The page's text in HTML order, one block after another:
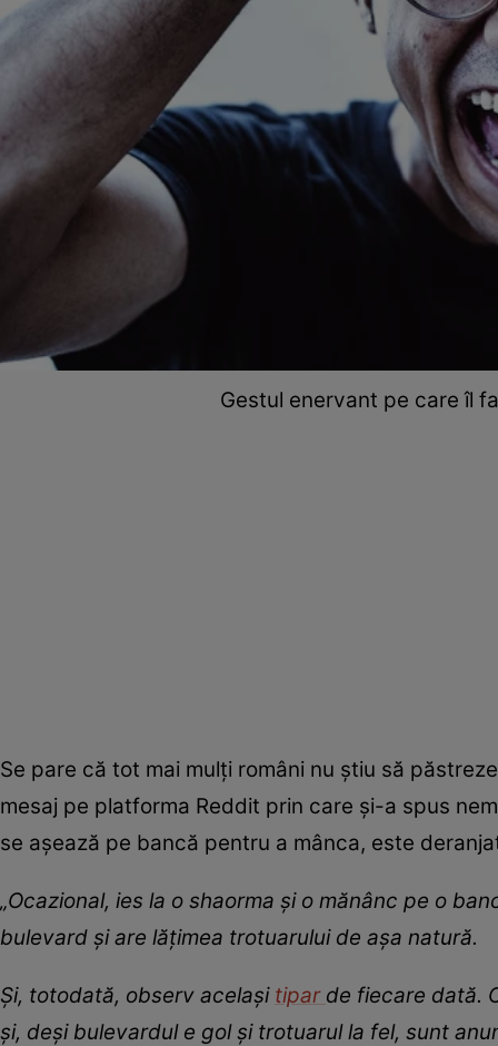
Gestul enervant pe care îl
Se pare că tot mai mulți români nu știu să
mesaj pe platforma Reddit prin care și-a spus
se așează pe bancă pentru a mânca, este
„Ocazional, ies la o shaorma și o mănânc pe o
bulevard și are lățimea trotuarului de așa natură.
Și, totodată, observ același tipar de fiecare dată.
și, deși bulevardul e gol și trotuarul la fel, sunt